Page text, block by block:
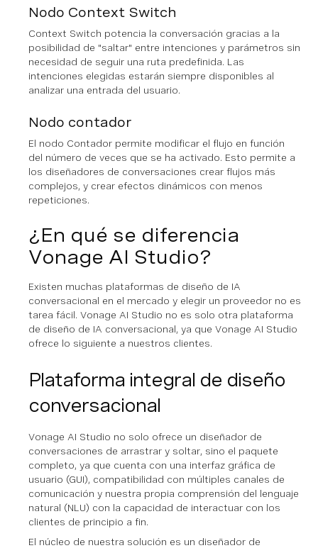
Nodo Context Switch
Context Switch potencia la conversación gracias a la
posibilidad de "saltar" entre intenciones y parámetros sin
necesidad de seguir una ruta predefinida. Las
intenciones elegidas estarán siempre disponibles al
analizar una entrada del usuario.
Nodo contador
El nodo Contador permite modificar el flujo en función
del número de veces que se ha activado. Esto permite a
los diseñadores de conversaciones crear flujos más
complejos, y crear efectos dinámicos con menos
repeticiones.
¿En qué se diferencia
Vonage AI Studio?
Existen muchas plataformas de diseño de IA
conversacional en el mercado y elegir un proveedor no es
tarea fácil. Vonage AI Studio no es solo otra plataforma
de diseño de IA conversacional, ya que Vonage AI Studio
ofrece lo siguiente a nuestros clientes.
Plataforma integral de diseño
conversacional
Vonage AI Studio no solo ofrece un diseñador de
conversaciones de arrastrar y soltar, sino el paquete
completo, ya que cuenta con una interfaz gráfica de
usuario (GUI), compatibilidad con múltiples canales de
comunicación y nuestra propia comprensión del lenguaje
natural (NLU) con la capacidad de interactuar con los
clientes de principio a fin.
El núcleo de nuestra solución es un diseñador de